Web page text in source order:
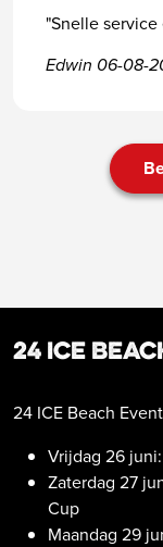
"Snelle
Edwin 06-08-
24 ICE
24 ICE Beach
Vrijdag 26
Zaterdag 27
Cup
Maandag 29